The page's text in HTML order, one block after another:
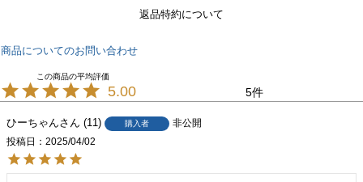
返品特約について
商品についてのお問い合わせ
5.00 5
ひーちゃん 11 購入者
非公開
投稿日
2025/04/02